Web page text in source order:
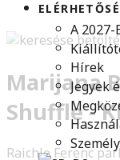
A 2027-
Hírek
Jegyek
Marijana
Shuffle -
Raichle Ferenc